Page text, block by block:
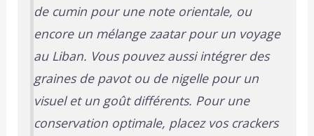
de cumin pour une note orientale, ou
encore un mélange zaatar pour un voyage
au Liban. Vous pouvez aussi intégrer des
graines de pavot ou de nigelle pour un
visuel et un goût différents. Pour une
conservation optimale, placez vos crackers